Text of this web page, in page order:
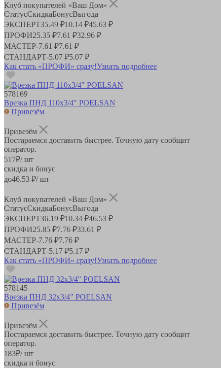
Клуб покупателей «Ваш Дом»
СтатусСкидкаБонусВыгода
ЭКСПЕРТ35.49 ₽10.14 ₽45.63 ₽
ПРОФИ25.35 ₽7.61 ₽32.96 ₽
МАСТЕР-7.61 ₽7.61 ₽
СТАНДАРТ-5.07 ₽5.07 ₽
Как стать «ПРОФИ» сразу!Узнать подробнее
578169
Врезка ПНД 110х3/4" POELSAN
Привезём
Привезём
Постараемся доставить быстрее. Точную дату сообщит
оператор.
517₽/ шт
скидка и бонус
до46.53 ₽/ шт
Клуб покупателей «Ваш Дом»
СтатусСкидкаБонусВыгода
ЭКСПЕРТ36.19 ₽10.34 ₽46.53 ₽
ПРОФИ25.85 ₽7.76 ₽33.61 ₽
МАСТЕР-7.76 ₽7.76 ₽
СТАНДАРТ-5.17 ₽5.17 ₽
Как стать «ПРОФИ» сразу!Узнать подробнее
578145
Врезка ПНД 32х3/4" POELSAN
Привезём
Привезём
Постараемся доставить быстрее. Точную дату сообщит
оператор.
183₽/ шт
скидка и бонус